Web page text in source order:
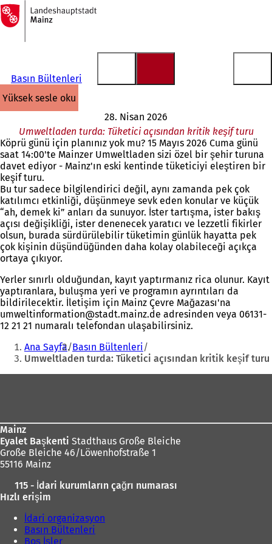
İçeriğe atla
Ana
sayfaya
Basın Bültenleri
yüksek sesle oku
28. Nisan 2026
Umweltladen turda: Tüketici açısından kritik keşif turu
Köprü günü için planınız yok mu? 15 Mayıs 2026 Cuma günü
saat 14:00'te Mainzer Umweltladen sizi özel bir şehir turuna
davet ediyor - Mainz'ın eski kentinde tüketiciyi eleştiren bir
keşif turu.
Bu tur sadece bilgilendirici değil, aynı zamanda pek çok
katılımcı etkinliği, düşünmeye sevk eden konular ve küçük
“ah, demek ki” anları da sunuyor. İster tartışma, ister bakış
açısı değişikliği, ister denenecek yaratıcı ve lezzetli fikirler
olsun, burada sürdürülebilir tüketimin günlük hayatta pek
çok kişinin düşündüğünden daha kolay olabileceği açıkça
ortaya çıkıyor.
Yerler sınırlı olduğundan, kayıt yaptırmanız rica olunur. Kayıt
yaptıranlara, buluşma yeri ve programın ayrıntıları da
bildirilecektir. İletişim için Mainz Çevre Mağazası'na
umweltinformation
stadt.mainz de adresinden veya 06131-
12 21 21 numaralı telefondan ulaşabilirsiniz.
Buradasınız:
Ana Sayfa Basın Bültenleri
Umweltladen turda: Tüketici açısından kritik keşif turu
Mainz
Eyalet Başkenti Stadthaus Große Bleiche
Große Bleiche 46/Löwenhofstraße 1
55116 Mainz
115 - İdari kurumların çağrı numarası
Hızlı erişim
İdari organizasyon
Basın Bültenleri
Boş İşler